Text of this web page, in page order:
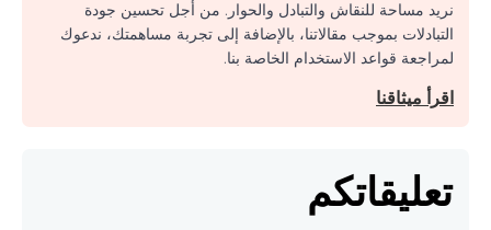
نريد مساحة للنقاش والتبادل والحوار. من أجل تحسين جودة
التبادلات بموجب مقالاتنا، بالإضافة إلى تجربة مساهمتك، ندعوك
لمراجعة قواعد الاستخدام الخاصة بنا.
اقرأ ميثاقنا
تعليقاتكم